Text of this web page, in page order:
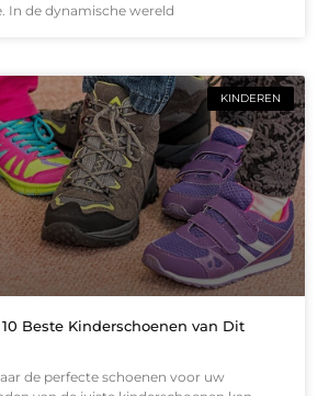
In de dynamische wereld
KINDEREN
Beste Kinderschoenen van Dit
de perfecte schoenen voor uw